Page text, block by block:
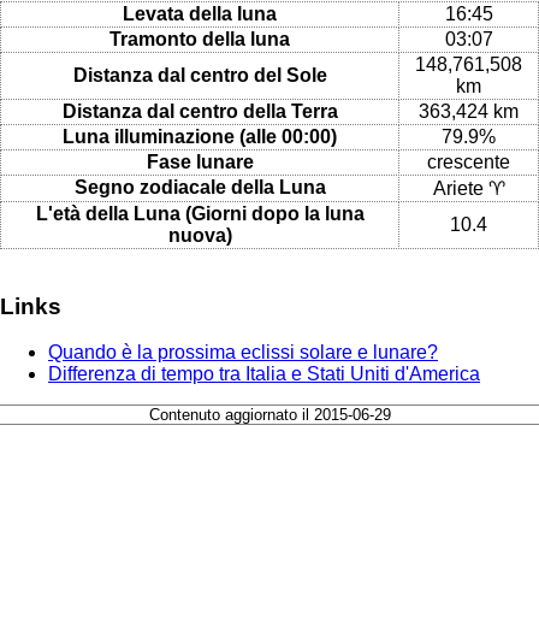
Levata della luna
16:45
Tramonto della luna
03:07
Distanza dal centro del Sole
148,761,508
km
Distanza dal centro della Terra
363,424 km
Luna illuminazione (alle 00:00)
79.9%
Fase lunare
crescente
Segno zodiacale della Luna
Ariete ♈
L'età della Luna (Giorni dopo la luna
nuova)
10.4
Links
Quando è la prossima eclissi solare e lunare?
Differenza di tempo tra Italia e Stati Uniti d'America
Contenuto aggiornato il 2015-06-29